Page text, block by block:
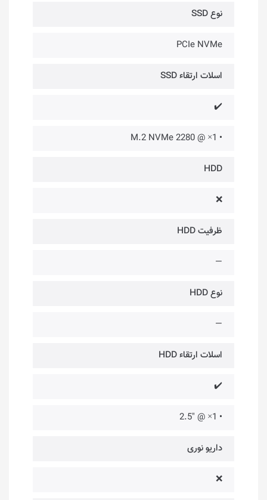
نوع SSD
PCIe NVMe
اسلات ارتقاء SSD
✔️
• 1× @ 2280 M.2 NVMe
HDD
❌
ظرفیت HDD
—
نوع HDD
—
اسلات ارتقاء HDD
✔️
• 1× @ "2.5
داریو نوری
❌